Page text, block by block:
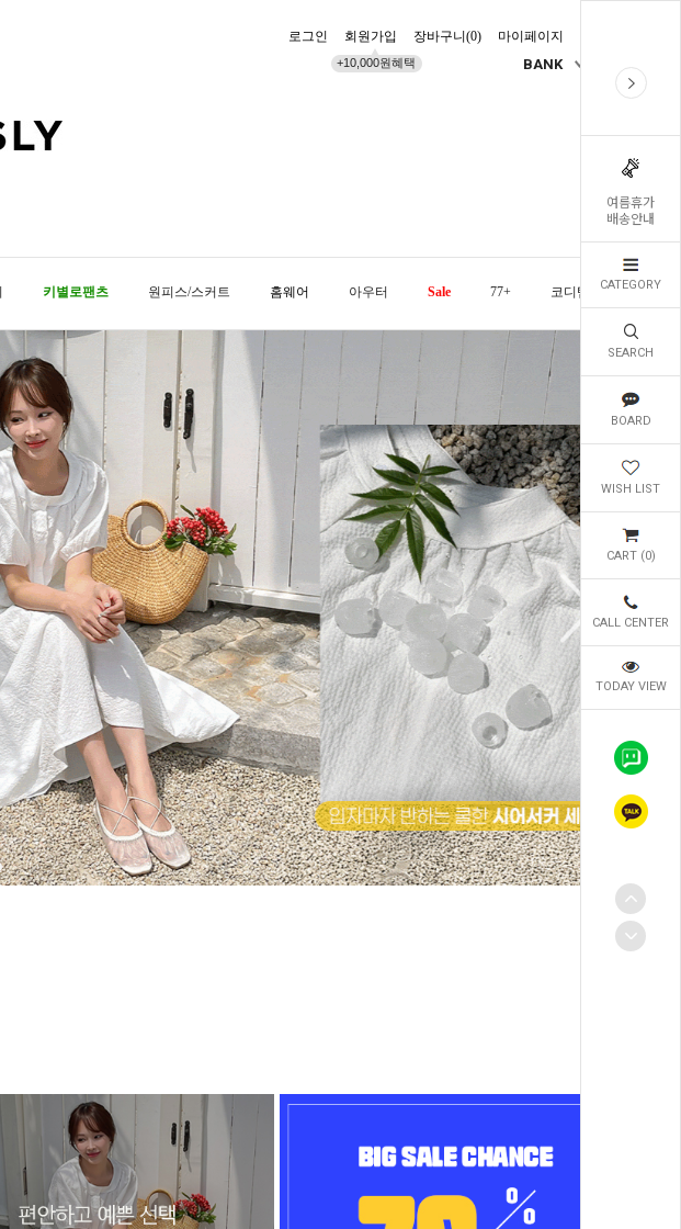
여름휴가
배송안내
CATEGORY
SEARCH
BOARD
WISH LIST
CART (0)
CALL CENTER
TODAY VIEW
로그인 회원가입
+10,000원혜택
장바구니(0) 마이페이지
BANK
키별로팬츠 원피스/스커트 홈웨어 아우터 Sale 77+ 코디템 오늘발송